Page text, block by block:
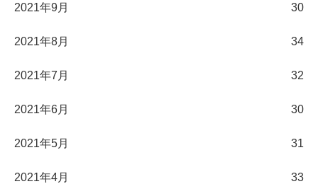
2021年9月 30
2021年8月 34
2021年7月 32
2021年6月 30
2021年5月 31
2021年4月 33